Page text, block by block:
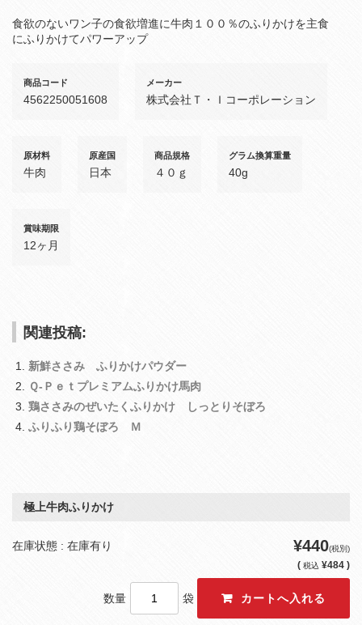
食欲のないワン子の食欲増進に牛肉１００％のふりかけを主食
にふりかけてパワーアップ
商品コード
4562250051608
メーカー
株式会社Ｔ・Ｉコーポレーション
原材料
牛肉
原産国
日本
商品規格
４０ｇ
グラム換算重量
40g
賞味期限
12ヶ月
関連投稿:
新鮮ささみ ふりかけパウダー
Ｑ‐Ｐｅｔプレミアムふりかけ馬肉
鶏ささみのぜいたくふりかけ しっとりそぼろ
ふりふり鶏そぼろ Ｍ
極上牛肉ふりかけ
在庫状態 : 在庫有り ¥440(税別)
( 税込 ¥484 )
数量 袋